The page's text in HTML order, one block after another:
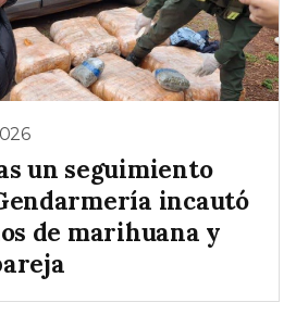
un seguimiento
incautó
de marihuana y